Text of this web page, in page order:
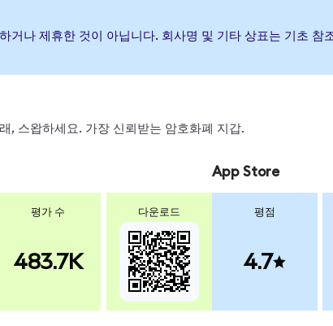
거나 제휴한 것이 아닙니다. 회사명 및 기타 상표는 기초 참
, 스왑하세요. 가장 신뢰받는 암호화폐 지갑.
평가 수
483.7K
다운로드
App Store
평점
4.7